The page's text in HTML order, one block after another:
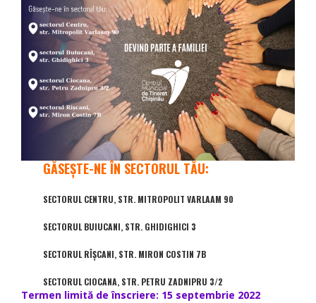
GĂSEȘTE-NE ÎN SECTORUL TĂU:
SECTORUL CENTRU, STR. MITROPOLIT VARLAAM 90
SECTORUL BUIUCANI, STR. GHIDIGHICI 3
SECTORUL RÎȘCANI, STR. MIRON COSTIN 7B
SECTORUL CIOCANA, STR. PETRU ZADNIPRU 3/2
Termen limită de înscriere: 15 septembrie 2022